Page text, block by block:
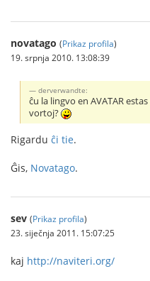
novatago (Prikaz profila)
19. srpnja 2010. 13:08:39
derverwandte:
ĉu la lingvo en AVATAR
vortoj?
Rigardu ĉi tie.
Ĝis, Novatago.
sev (Prikaz profila)
23. siječnja 2011. 15:07:25
kaj http://naviteri.org/